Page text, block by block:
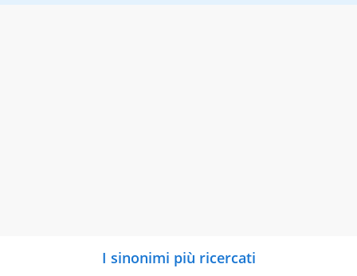
I sinonimi più ricercati